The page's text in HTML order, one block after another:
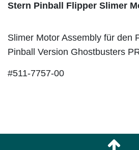
Stern Pinball Flipper Slimer
Slimer Motor Assembly für den
Pinball Version Ghostbusters
#511-7757-00